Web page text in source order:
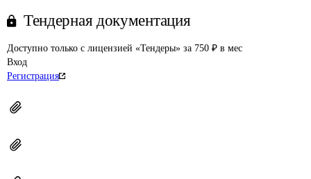
Тендерная документация
Доступно только с лицензией «Тендеры» за 750 ₽ в мес
Вход
Регистрация